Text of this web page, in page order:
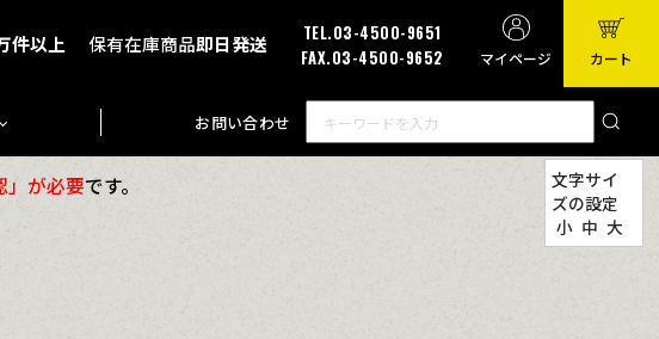
件以上 保有在庫商品即日発送
TEL.03-4500-9651
FAX.03-4500-9652
マイページ カート
お問い合わせ
」が必要です。
文字サイ
ズの設定
小 中 大